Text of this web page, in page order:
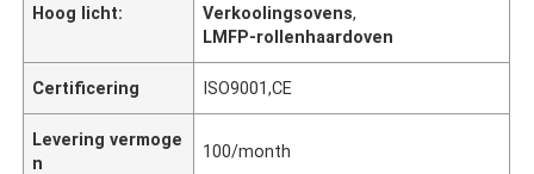
Hoog licht:
Verkoolingsovens,
LMFP-rollenhaardoven
Certificering ISO9001,CE
Levering vermoge
n
100/month